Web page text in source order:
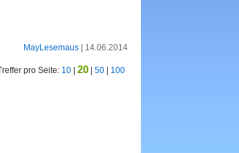
MayLesemaus | 14.06.2014
pro Seite: 10 20 50 100